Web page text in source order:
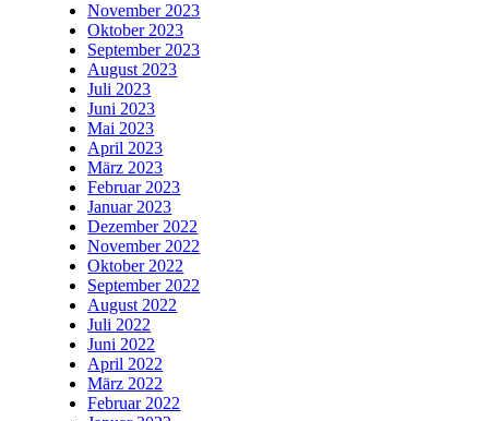
November 2023
Oktober 2023
September 2023
August 2023
Juli 2023
Juni 2023
Mai 2023
April 2023
März 2023
Februar 2023
Januar 2023
Dezember 2022
November 2022
Oktober 2022
September 2022
August 2022
Juli 2022
Juni 2022
April 2022
März 2022
Februar 2022